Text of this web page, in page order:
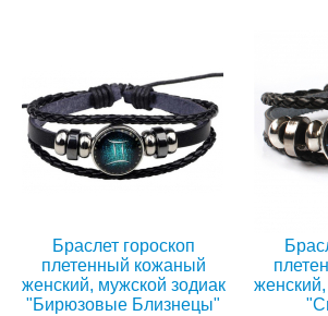
Браслет гороскоп
плетенный кожаный
женский, мужской зодиак
"Бирюзовые Близнецы"